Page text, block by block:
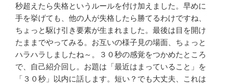
秒超えたら失格というルールを付け加えました。早めに
手を挙げても、他の人が失格したら勝てるわけですね、
ちょっと駆け引き要素が生まれました。最後は目を開け
たままでやってみる。お互いの様子見の場面、ちょっと
ハラハラしましたね～。３０秒の感覚をつかめたところ
で、自己紹介回し。お題は「最近はまっていること」を
「３０秒」以内に話します。短い？でも大丈夫、これは